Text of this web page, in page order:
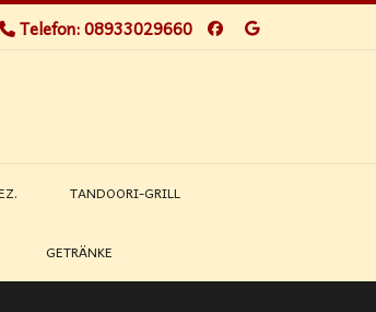
Telefon: 08933029660
TANDOORI-GRILL
GETRÄNKE